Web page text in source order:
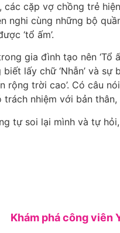
cặp vợ chồng trẻ
nghi cùng những bộ
‘tổ ấm’.
gia đình tạo nên ‘Tổ
lấy chữ ‘Nhẫn’ và
trời cao’. Có câu
nhiệm với bản
tự soi lại mình và tự
Khám phá công viên